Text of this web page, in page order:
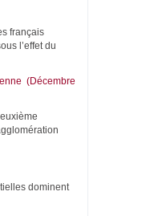
français
l’effet du
(Décembre
dominent